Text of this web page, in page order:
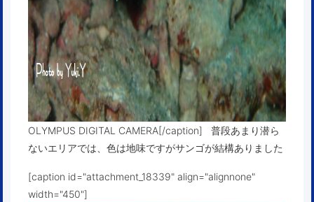
OLYMPUS DIGITAL CAMERA[/caption] 普段あまり潜ら
ないエリアでは、色は地味ですがサンゴが結構ありました
[caption id="attachment_18339" align="alignnone"
width="450"]